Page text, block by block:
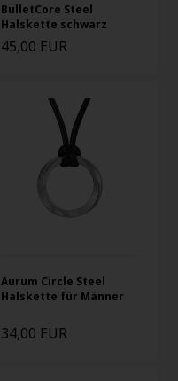
BulletCore Steel
Halskette schwarz
45,00 EUR
Aurum Circle Steel
Halskette für Männer
34,00 EUR